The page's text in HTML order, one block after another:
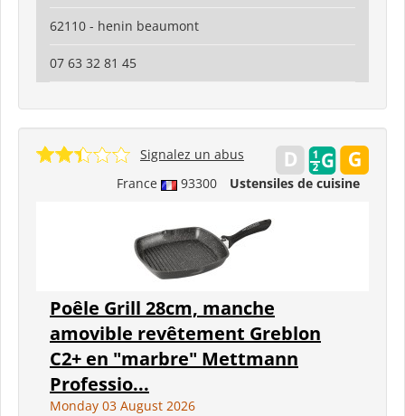
62110 - henin beaumont
07 63 32 81 45
France 93300 Ustensiles de cuisine
Signalez un abus
Poêle Grill 28cm, manche
amovible revêtement Greblon
C2+ en "marbre" Mettmann
Professio...
Monday 03 August 2026